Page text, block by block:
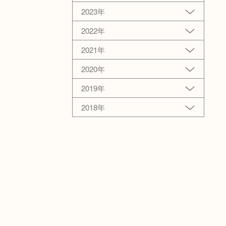
2023年
2022年
2021年
2020年
2019年
2018年